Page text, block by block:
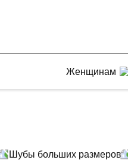
Женщинам
Шубы больших размеров